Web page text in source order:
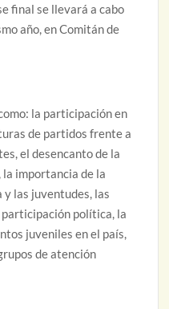
final se llevará a cabo
año, en Comitán de
la participación en
de partidos frente a
el desencanto de la
la importancia de la
las juventudes, las
participación política, la
juveniles en el país,
de atención